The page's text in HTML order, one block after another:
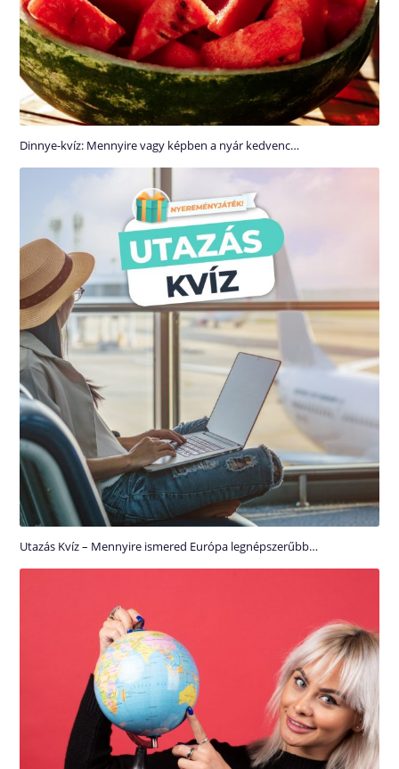
Dinnye-kvíz: Mennyire vagy képben a nyár kedvenc…
Utazás Kvíz – Mennyire ismered Európa legnépszerűbb…